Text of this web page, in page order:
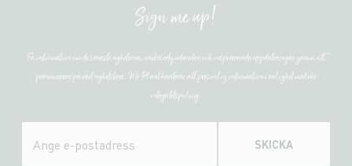
Sign me up!
Få information om de senaste nyheterna, unika erbjudanden och inspirerande uppdateringar genom att
prenumerera på vårt nyhetsbrev. Mr Plant hanterar all personlig information i enlighet med vår
integritetspolicy.
SKICKA